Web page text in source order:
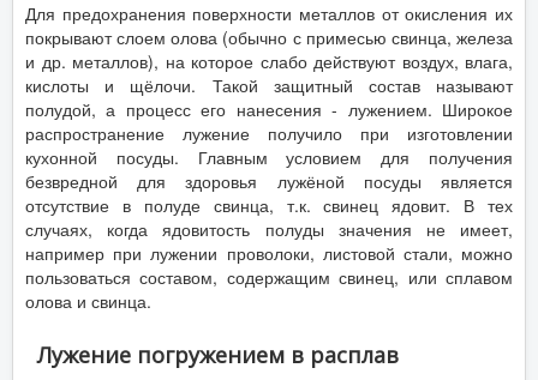
Для предохранения поверхности металлов от окисления их
покрывают слоем олова (обычно с примесью свинца, железа
и др. металлов), на которое слабо действуют воздух, влага,
кислоты и щёлочи. Такой защитный состав называют
полудой, а процесс его нанесения - лужением. Широкое
распространение лужение получило при изготовлении
кухонной посуды. Главным условием для получения
безвредной для здоровья лужёной посуды является
отсутствие в полуде свинца, т.к. свинец ядовит. В тех
случаях, когда ядовитость полуды значения не имеет,
например при лужении проволоки, листовой стали, можно
пользоваться составом, содержащим свинец, или сплавом
олова и свинца.
Лужение погружением в расплав